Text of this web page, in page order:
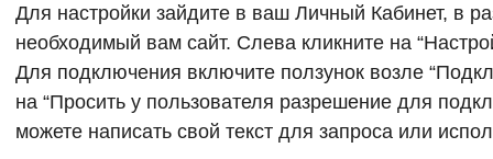
Для настройки зайдите в ваш Личный Кабинет, в
необходимый вам сайт. Слева кликните на
Для подключения включите ползунок возле
на “Просить у пользователя разрешение для
можете написать свой текст для запроса или